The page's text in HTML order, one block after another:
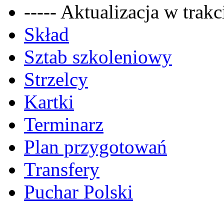
----- Aktualizacja w
Skład
Sztab szkoleniowy
Strzelcy
Kartki
Terminarz
Plan przygotowań
Transfery
Puchar Polski